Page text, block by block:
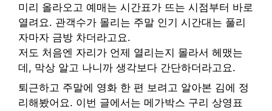
미리 올라오고 예매는 시간표가 뜨는 시점부터 바로
열려요. 관객수가 몰리는 주말 인기 시간대는 풀리
자마자 금방 차더라고요.
저도 처음엔 자리가 언제 열리는지 몰라서 헤맸는
데, 막상 알고 나니까 생각보다 간단하더라고요.
퇴근하고 주말에 영화 한 편 보려고 알아본 김에 정
리해봤어요. 이번 글에서는 메가박스 구리 상영표